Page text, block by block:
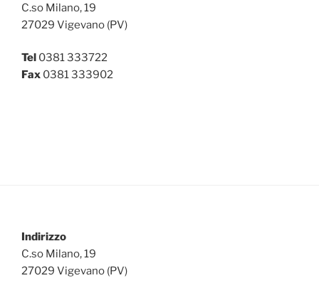
C.so Milano, 19
27029 Vigevano (PV)
Tel 0381 333722
Fax 0381 333902
Indirizzo
C.so Milano, 19
27029 Vigevano (PV)